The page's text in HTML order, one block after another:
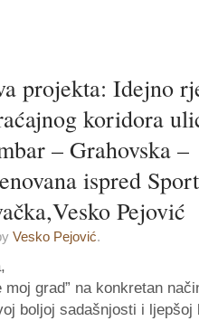
projekta: Idejno
koridora
– Grahovska –
ispred
Pejović
Vesko Pejović.
moj grad” na konkretan
boljoj sadašnjosti i ljepšoj